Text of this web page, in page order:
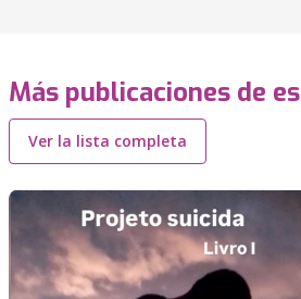
Más publicaciones de
Ver la lista completa